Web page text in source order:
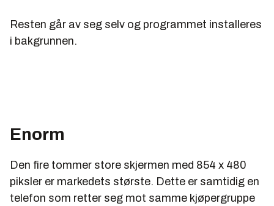
Resten går av seg selv og programmet installeres
i bakgrunnen.
Enorm
Den fire tommer store skjermen med 854 x 480
piksler er markedets største. Dette er samtidig en
telefon som retter seg mot samme kjøpergruppe